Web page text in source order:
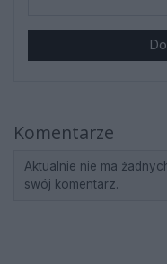
Komentarze
Aktualnie nie ma
swój komentarz.